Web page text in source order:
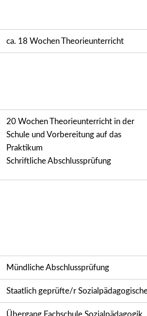
ca. 18 Wochen Theorieunterricht
20 Wochen Theorieunterricht in der
Schule und Vorbereitung auf das
Praktikum
Schriftliche Abschlussprüfung
Mündliche Abschlussprüfung
Staatlich geprüfte/r
Übergang Fachschule Sozialpädagogik